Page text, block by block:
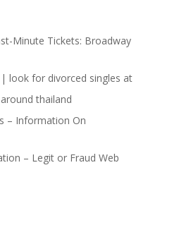
Minute Tickets: Broadway
look for divorced singles at
thailand
– Information On
– Legit or Fraud Web